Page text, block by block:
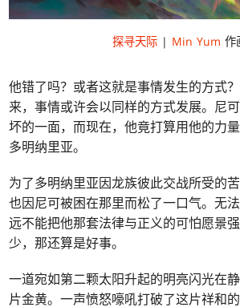
探寻天际 | Min Yum 作
他错了吗？或者这就是事情发生的方式
来，事情或许会以同样的方式发展。尼
坏的一面，而现在，他竟打算用他的力
多明纳里亚。
为了多明纳里亚因龙族彼此交战所受的
也因尼可被困在那里而松了一口气。无
远不能把他那套法律与正义的可怕愿景
少，那还算是好事。
一道宛如第二颗太阳升起的明亮闪光在
片金黄。一声愤怒嚎吼打破了这片祥和的